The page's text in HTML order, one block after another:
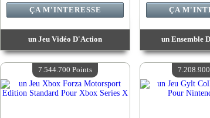
un Jeu Vidéo D'Action
Valeur :7 544 700 Points
Quantité Disponible :4
ÇA M'INTERESSE
un Ensemble
Valeur :7
Quantité
ÇA
7.544.700 Points